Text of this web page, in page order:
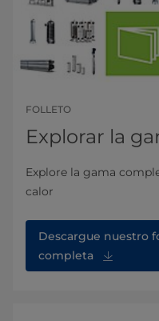
FOLLETO
Explorar la
Explore la gama
calor
Descargue nuestro
completa